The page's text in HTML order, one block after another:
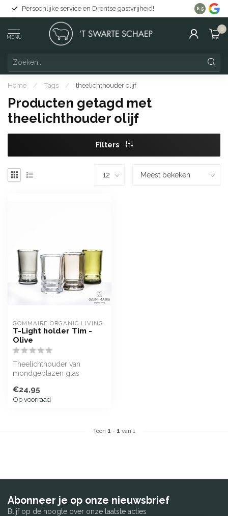
Persoonlijke service en Drentse gastvrijheid! Gratis
8.5
MENU
0
Home / Tags / theelichthouder olijf
Producten getagd met
theelichthouder olijf
Filters
GOMMAIRE ORGANIC LIVING
T-Light holder Tim -
Olive
Theelichthouder van
mondgeblazen glas
€24,95
Op voorraad
Toon 1 - 1 van 1
Abonneer je op onze nieuwsbrief
Blijf op de hoogte over onze laatste acties